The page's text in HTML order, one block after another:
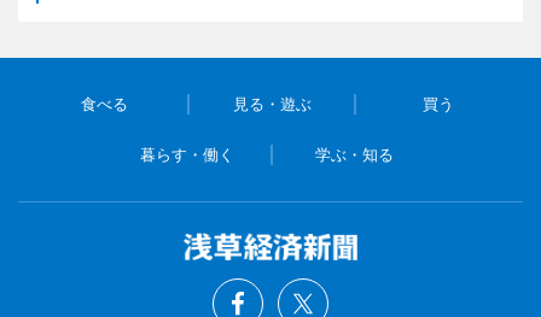
食べる 見る・遊ぶ 買う
暮らす・働く 学ぶ・知る